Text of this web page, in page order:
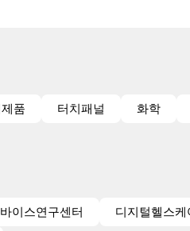
품 터치패널 화학
이스연구센터 디지털헬스케